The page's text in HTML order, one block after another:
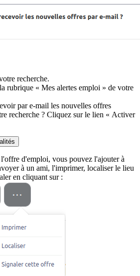
recherche.
rubrique « Mes alertes emploi » de votre
par e-mail les nouvelles offres
recherche ? Cliquez sur le lien « Activer
d'emploi, vous pouvez l'ajouter à
à un ami, l'imprimer, localiser le lieu
en cliquant sur :